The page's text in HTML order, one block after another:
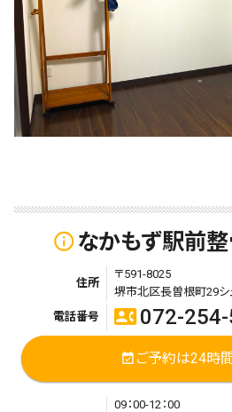
info_outlineなかもず駅前
住所
〒591-8025
堺市北区長曽根町29シ
電話番号
contact_phone 072-
event_availableご予約は24時
09：00-12：00